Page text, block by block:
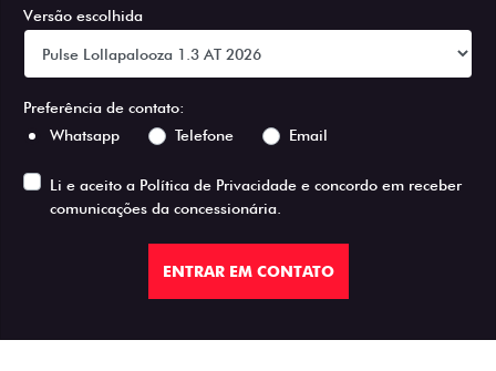
Versão escolhida
Preferência de contato:
Whatsapp
Telefone Email
Li e aceito a Política de Privacidade e concordo em receber
comunicações da concessionária.
ENTRAR EM CONTATO